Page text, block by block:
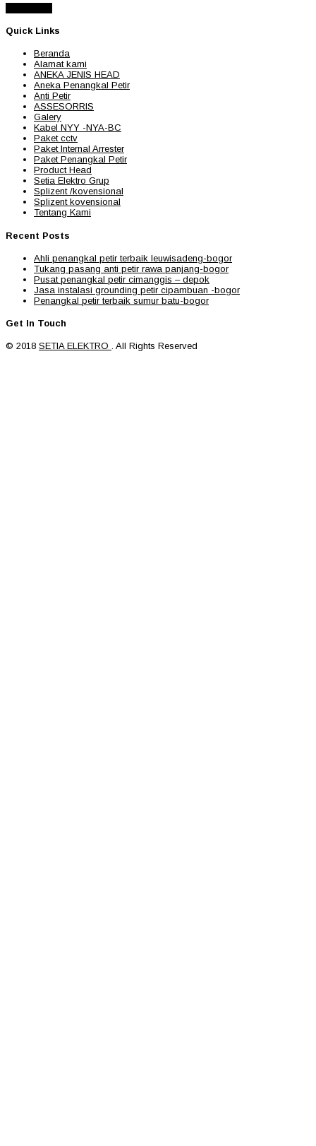
Quick Links
Beranda
Alamat kami
ANEKA JENIS HEAD
Aneka Penangkal Petir
Anti Petir
ASSESORRIS
Galery
Kabel NYY -NYA-BC
Paket cctv
Paket Internal Arrester
Paket Penangkal Petir
Product Head
Setia Elektro Grup
Splizent /kovensional
Splizent kovensional
Tentang Kami
Recent Posts
Ahli penangkal petir terbaik leuwisadeng-bogor
Tukang pasang anti petir rawa panjang-bogor
Pusat penangkal petir cimanggis – depok
Jasa instalasi grounding petir cipambuan -bogor
Penangkal petir terbaik sumur batu-bogor
Get In Touch
© 2018 SETIA ELEKTRO . All Rights Reserved